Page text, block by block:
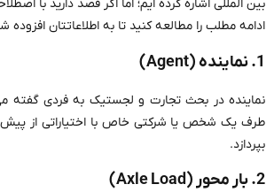
بین المللی اشاره کرده ایم؛ اما اگر قصد دارید با
ادامه مطلب را مطالعه کنید تا به اطلاعاتتان افزوده
1. نماینده (Agent)
نماینده در بحث تجارت و لجستیک به فردی گفته
طرف یک شخص یا شرکتی خاص با اختیاراتی از
بپردازد.
2. بار محور (Axle Load)